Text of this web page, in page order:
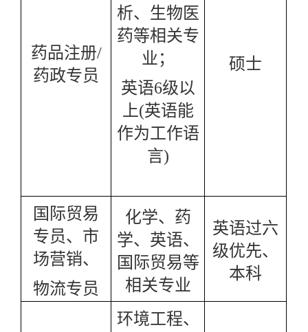
药品注册/
药政专员
析、生物医
药等相关专
业；
英语6级以
上(英语能
作为工作语
言)
硕士
国际贸易
专员、市
场营销、
物流专员
化学、药
学、英语、
国际贸易等
相关专业
英语过六
级优先、
本科
环境工程、